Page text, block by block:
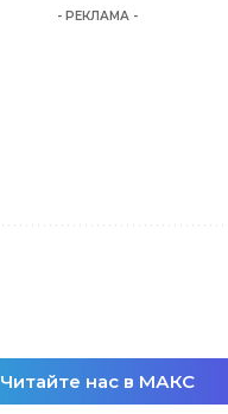
- РЕКЛАМА -
Читайте нас в МАКС